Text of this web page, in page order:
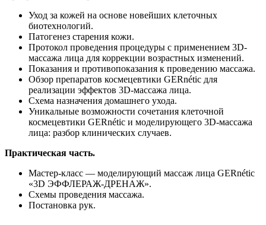
Уход за кожей на основе новейших клеточных
биотехнологий.
Патогенез старения кожи.
Протокол проведения процедуры с применением 3D-
массажа лица для коррекции возрастных изменений.
Показания и противопоказания к проведению массажа.
Обзор препаратов космецевтики GERnétic для
реализации эффектов 3D-массажа лица.
Cхема назначения домашнего ухода.
Уникальные возможности сочетания клеточной
космецевтики GERnétic и моделирующего 3D-массажа
лица: разбор клинических случаев.
Практическая часть.
Мастер-класс — моделирующий массаж лица GERnétic
«3D ЭФФЛЕРАЖ-ДРЕНАЖ».
Схемы проведения массажа.
Постановка рук.